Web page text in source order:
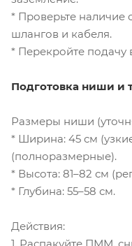
* Проверьте наличие
шлангов и кабеля.
* Перекройте подачу
Подготовка ниши и
Размеры ниши
* Ширина: 45 см
(полноразмерные).
* Высота: 81–82 см
* Глубина: 55–58 см.
Действия:
1. Распакуйте ПММ,